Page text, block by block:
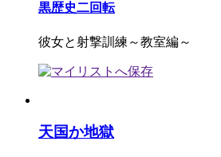
黒歴史二回転
彼女と射撃訓練～教室編～
天国か地獄